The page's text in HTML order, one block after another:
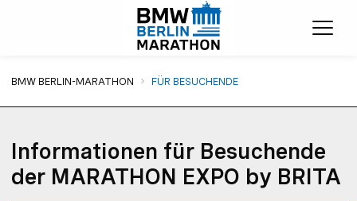
BMW BERLIN-MARATHON FÜR BESUCHENDE
Informationen für Besuchende
der MARATHON EXPO by BRITA